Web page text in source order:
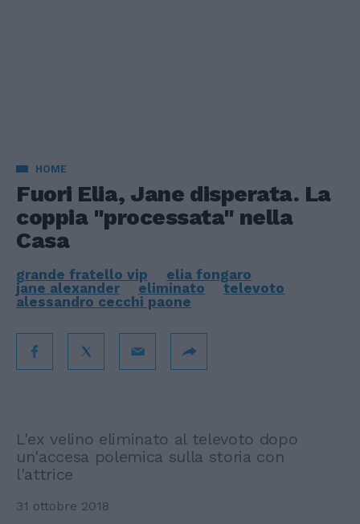
HOME
Fuori Elia, Jane disperata. La
coppia "processata" nella
Casa
grande fratello vip
elia fongaro
jane alexander
eliminato
televoto
alessandro cecchi paone
L'ex velino eliminato al televoto dopo
un'accesa polemica sulla storia con
l'attrice
31 ottobre 2018